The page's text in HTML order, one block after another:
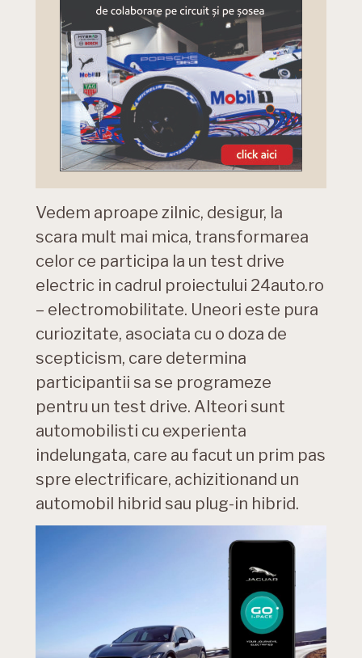
Vedem aproape zilnic, desigur, la
scara mult mai mica, transformarea
celor ce participa la un test drive
electric in cadrul proiectului 24auto.ro
– electromobilitate. Uneori este pura
curiozitate, asociata cu o doza de
scepticism, care determina
participantii sa se programeze
pentru un test drive. Alteori sunt
automobilisti cu experienta
indelungata, care au facut un prim pas
spre electrificare, achizitionand un
automobil hibrid sau plug-in hibrid.